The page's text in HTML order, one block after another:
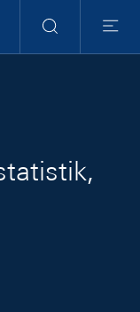
Suche
Menu